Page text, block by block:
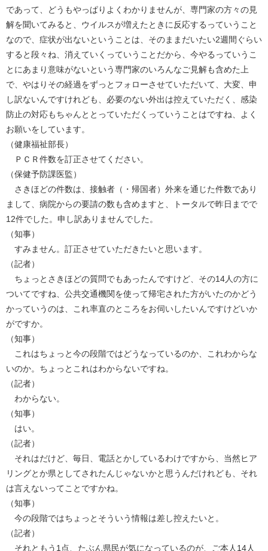
であって、どうもやっぱりよくわかりませんが、専門家の方々の見
解を聞いてみると、ウイルスが増えたときに反応するっていうこと
なので、症状が出ないということは、そのままだいたい2週間ぐらい
すると段々ね、消えていくっていうことだから、今やるっていうこ
とにあまり意味がないという専門家のいろんなご見解も含めた上
で、やはりその経過をずっとフォローさせていただいて、大変、申
し訳ないんですけれども、必要のない外出は控えていただく、感染
防止の対応もちゃんととっていただくっていうことはですね、よく
お願いをしています。
（健康福祉部長）
ＰＣＲ件数を訂正させてください。
（保健予防課医監）
さきほどの件数は、接触者（・帰国者）外来を通じた件数であり
まして、病院からの要請の数も含めますと、トータルで昨日までで
12件でした。申し訳ありませんでした。
（知事）
すみません。訂正させていただきたいと思います。
（記者）
ちょっとさきほどの質問でもあったんですけど、その14人の方に
ついてですね、公共交通機関を使って帰宅された方がいたのかどう
かっていうのは、これ率直のところをお伺いしたいんですけどいか
がですか。
（知事）
これはちょっと今の段階ではどうなっているのか、これわからな
いのか。ちょっとこれはわからないですね。
（記者）
わからない。
（知事）
はい。
（記者）
それはだけど、毎日、電話とかしているわけですから、当然ヒア
リングとか県としてされたんじゃないかと思うんだけれども、それ
は言えないってことですかね。
（知事）
今の段階ではちょっとそういう情報は差し控えたいと。
（記者）
それともう1点、たぶん県民が気になっているのが、ご本人14人